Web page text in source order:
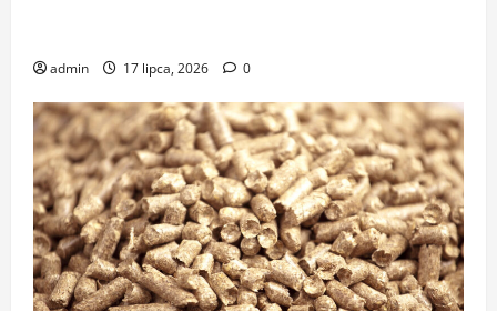
admin 17 lipca, 2026 0